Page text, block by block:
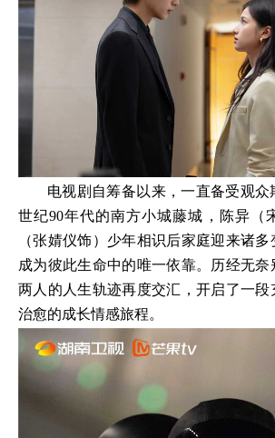
电视剧自筹备以来，一直备受观众
世纪90年代的南方小城藤城，陈异（
（张婧仪饰）少年相识后家庭迎来诸
成为彼此生命中的唯一依靠。历经无奈
两人的人生轨迹再度交汇，开启了一
治愈的成长情感旅程。